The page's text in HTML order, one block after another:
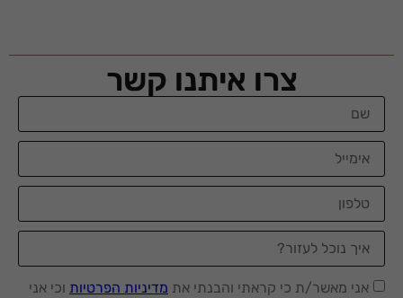
צרו איתנו קשר
אני מאשר/ת כי קראתי והבנתי את מדיניות הפרטיות וכי אני